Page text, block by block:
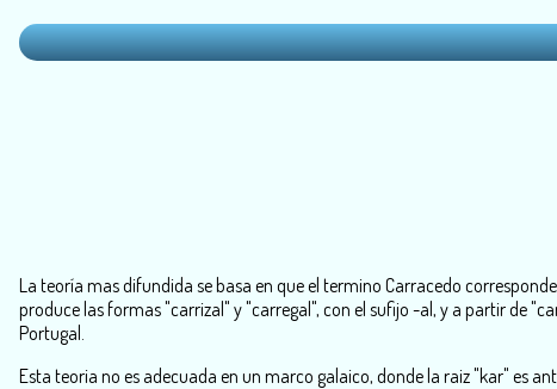
La teoría mas difundida se basa en que el termino Carracedo
produce las formas "carrizal" y "carregal", con el sufijo -al, y a partir de
Portugal.
Esta teoria no es adecuada en un marco galaico, donde la raiz "kar" es